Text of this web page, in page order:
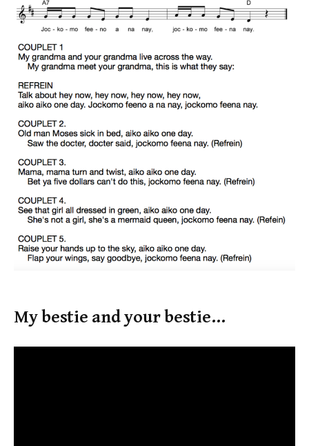
My bestie and your bestie…